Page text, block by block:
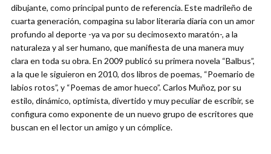
dibujante, como principal punto de referencia. Este madrileño de
cuarta generación, compagina su labor literaria diaria con un amor
profundo al deporte -ya va por su decimosexto maratón-, a la
naturaleza y al ser humano, que manifiesta de una manera muy
clara en toda su obra. En 2009 publicó su primera novela “Balbus”,
a la que le siguieron en 2010, dos libros de poemas, “Poemario de
labios rotos”, y “Poemas de amor hueco”. Carlos Muñoz, por su
estilo, dinámico, optimista, divertido y muy peculiar de escribir, se
configura como exponente de un nuevo grupo de escritores que
buscan en el lector un amigo y un cómplice.